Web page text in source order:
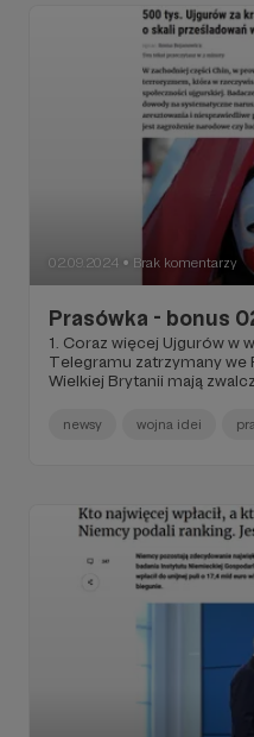
02.09.2024 ● Brak komentarzy
Prasówka - bonus
1. Coraz więcej Ujgurów w
Telegramu zatrzymany we
Wielkiej Brytanii mają
Mieliśmy ścinać mniej
eksperymenty z migrantami:
newsy wojna idei